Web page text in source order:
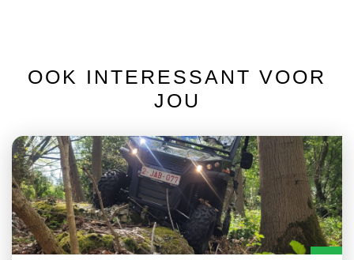
OOK INTERESSANT VOOR
JOU